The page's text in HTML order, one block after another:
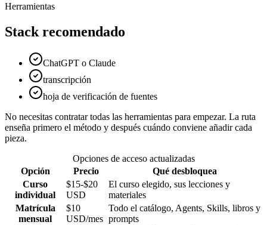
Herramientas
Stack recomendado
ChatGPT o Claude
transcripción
hoja de verificación de fuentes
No necesitas contratar todas las herramientas para empezar. La ruta
enseña primero el método y después cuándo conviene añadir cada
pieza.
Opciones de acceso actualizadas
Opción
Precio
Qué desbloquea
Curso
individual
$15-$20
USD
El curso elegido, sus lecciones y
materiales
Matrícula
mensual
$10
USD/mes
Todo el catálogo, Agents, Skills, libros y
prompts